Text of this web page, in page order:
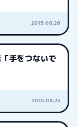
2015.08.26
手をつないで
2015.08.25